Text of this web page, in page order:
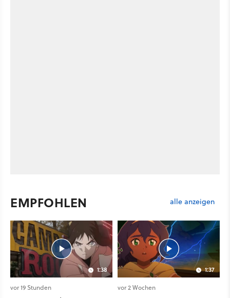
EMPFOHLEN alle anzeigen
1:38
vor 19 Stunden
1:37
vor 2 Wochen